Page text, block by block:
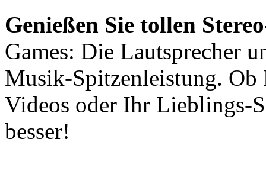
Genießen Sie tollen
Games: Die Lautsprecher
Musik-Spitzenleistung.
Videos oder Ihr Lieblings-
besser!